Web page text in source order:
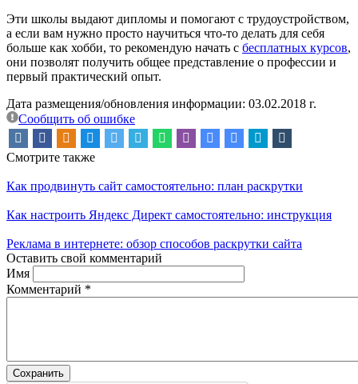
Эти школы выдают дипломы и помогают с трудоустройством,
а если вам нужно просто научиться что-то делать для себя
больше как хобби, то рекомендую начать с бесплатных курсов,
они позволят получить общее представление о профессии и
первый практический опыт.
Дата размещения/обновления информации: 03.02.2018 г.
Сообщить об ошибке
Смотрите также
Как продвинуть сайт самостоятельно: план раскрутки
Как настроить Яндекс Директ самостоятельно: инструкция
Реклама в интернете: обзор способов раскрутки сайта
Оставить свой комментарий
Имя
Комментарий *